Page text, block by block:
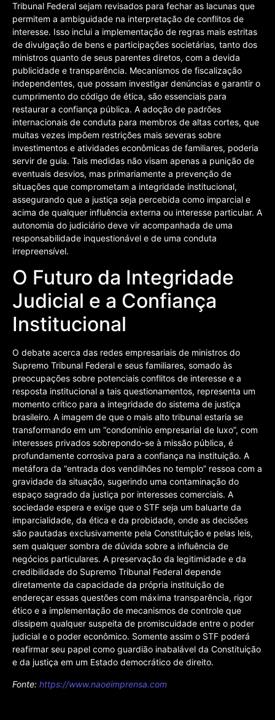
Tribunal Federal sejam revisados para fechar as lacunas que
permitem a ambiguidade na interpretação de conflitos de
interesse. Isso inclui a implementação de regras mais estritas
de divulgação de bens e participações societárias, tanto dos
ministros quanto de seus parentes diretos, com a devida
publicidade e transparência. Mecanismos de fiscalização
independentes, que possam investigar denúncias e garantir o
cumprimento do código de ética, são essenciais para
restaurar a confiança pública. A adoção de padrões
internacionais de conduta para membros de altas cortes, que
muitas vezes impõem restrições mais severas sobre
investimentos e atividades econômicas de familiares, poderia
servir de guia. Tais medidas não visam apenas a punição de
eventuais desvios, mas primariamente a prevenção de
situações que comprometam a integridade institucional,
assegurando que a justiça seja percebida como imparcial e
acima de qualquer influência externa ou interesse particular. A
autonomia do judiciário deve vir acompanhada de uma
responsabilidade inquestionável e de uma conduta
irrepreensível.
O Futuro da Integridade
Judicial e a Confiança
Institucional
O debate acerca das redes empresariais de ministros do
Supremo Tribunal Federal e seus familiares, somado às
preocupações sobre potenciais conflitos de interesse e a
resposta institucional a tais questionamentos, representa um
momento crítico para a integridade do sistema de justiça
brasileiro. A imagem de que o mais alto tribunal estaria se
transformando em um “condomínio empresarial de luxo”, com
interesses privados sobrepondo-se à missão pública, é
profundamente corrosiva para a confiança na instituição. A
metáfora da “entrada dos vendilhões no templo” ressoa com a
gravidade da situação, sugerindo uma contaminação do
espaço sagrado da justiça por interesses comerciais. A
sociedade espera e exige que o STF seja um baluarte da
imparcialidade, da ética e da probidade, onde as decisões
são pautadas exclusivamente pela Constituição e pelas leis,
sem qualquer sombra de dúvida sobre a influência de
negócios particulares. A preservação da legitimidade e da
credibilidade do Supremo Tribunal Federal depende
diretamente da capacidade da própria instituição de
endereçar essas questões com máxima transparência, rigor
ético e a implementação de mecanismos de controle que
dissipem qualquer suspeita de promiscuidade entre o poder
judicial e o poder econômico. Somente assim o STF poderá
reafirmar seu papel como guardião inabalável da Constituição
e da justiça em um Estado democrático de direito.
Fonte: https://www.naoeimprensa.com